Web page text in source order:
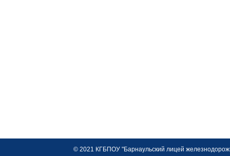
© 2021 КГБПОУ "Барнаульский лицей